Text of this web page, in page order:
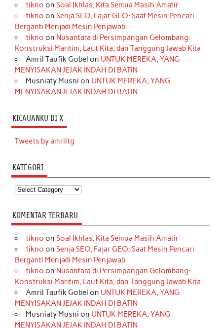
tikno on Soal Ikhlas, Kita Semua Masih Amatir
tikno on Senja SEO, Fajar GEO: Saat Mesin Pencari
Berganti Menjadi Mesin Penjawab
tikno on Nusantara di Persimpangan Gelombang:
Konstruksi Maritim, Laut Kita, dan Tanggung Jawab Kita
Amril Taufik Gobel on UNTUK MEREKA, YANG
MENYISAKAN JEJAK INDAH DI BATIN
Musniaty Musni on UNTUK MEREKA, YANG
MENYISAKAN JEJAK INDAH DI BATIN
KICAUANKU DI X
Tweets by amriltg
KATEGORI
Kategori
KOMENTAR TERBARU
tikno on Soal Ikhlas, Kita Semua Masih Amatir
tikno on Senja SEO, Fajar GEO: Saat Mesin Pencari
Berganti Menjadi Mesin Penjawab
tikno on Nusantara di Persimpangan Gelombang:
Konstruksi Maritim, Laut Kita, dan Tanggung Jawab Kita
Amril Taufik Gobel on UNTUK MEREKA, YANG
MENYISAKAN JEJAK INDAH DI BATIN
Musniaty Musni on UNTUK MEREKA, YANG
MENYISAKAN JEJAK INDAH DI BATIN